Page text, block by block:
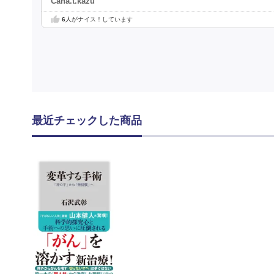
6人がナイス！しています
最近チェックした商品